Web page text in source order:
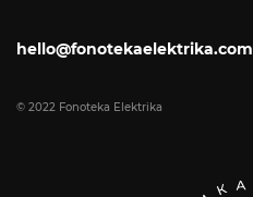
hello@fonotekaelektrika.com
© 2022 Fonoteka Elektrika